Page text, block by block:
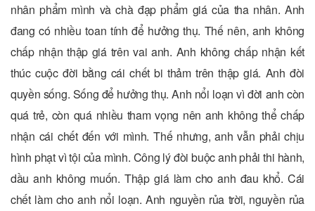
nhân phẩm mình và chà đạp phẩm giá của tha nhân. Anh
đang có nhiều toan tính để hưởng thụ. Thế nên, anh không
chấp nhận thập giá trên vai anh. Anh không chấp nhận kết
thúc cuộc đời bằng cái chết bi thảm trên thập giá. Anh đòi
quyền sống. Sống để hưởng thụ. Anh nổi loạn vì đời anh còn
quá trẻ, còn quá nhiều tham vọng nên anh không thể chấp
nhận cái chết đến với mình. Thế nhưng, anh vẫn phải chịu
hình phạt vì tội của mình. Công lý đòi buộc anh phải thi hành,
dầu anh không muốn. Thập giá làm cho anh đau khổ. Cái
chết làm cho anh nổi loạn. Anh nguyền rủa trời, nguyền rủa